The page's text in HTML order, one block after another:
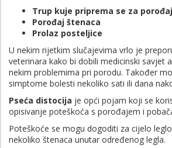
Trup kuje priprema se za porođaj
Porođaj štenaca
Prolaz posteljice
U nekim rijetkim slučajevima vrlo je
veterinara kako bi dobili medicinski savjet
nekim problemima pri porodu. Također
simptome bolesti nekoliko sati ili dana
Pseća distocija je opći pojam koji se
opisivanje poteškoća s porođajem i
Poteškoće se mogu dogoditi za cijelo
nekoliko štenaca unutar određenog legla.